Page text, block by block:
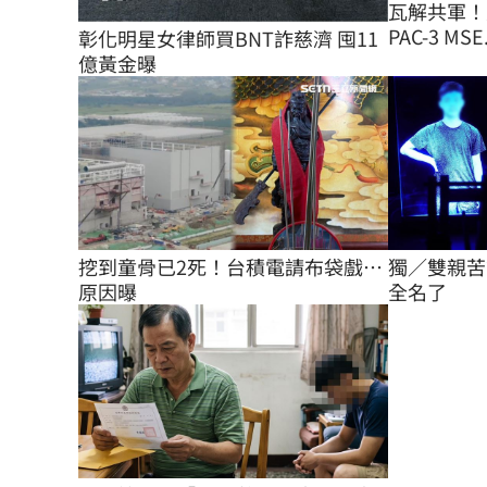
彰化明星女律師買BNT詐慈濟 囤11
億黃金曝
瓦解共軍
PAC-3
挖到童骨已2死！台積電請布袋戲…
原因曝
獨／雙親
全名了